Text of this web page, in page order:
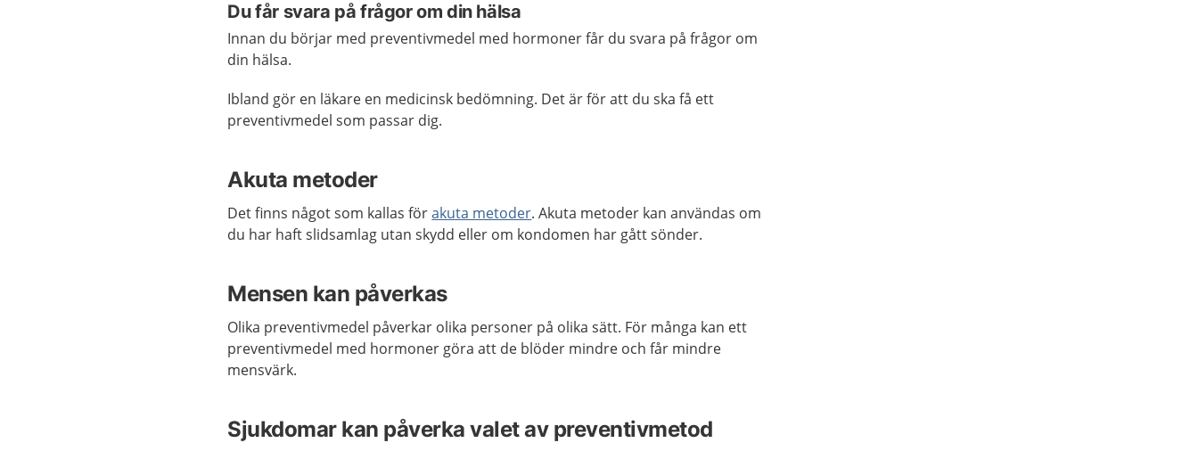
Du får svara på frågor om din hälsa
Innan du börjar med preventivmedel med hormoner får du svara på frågor om
din hälsa.
Ibland gör en läkare en medicinsk bedömning. Det är för att du ska få ett
preventivmedel som passar dig.
Akuta metoder
Det finns något som kallas förakuta metoder. Akuta metoder kan användas om
du har haft slidsamlag utan skydd eller om kondomen har gått sönder.
Mensen kan påverkas
Olika preventivmedel påverkar olika personer på olika sätt. För många kan ett
preventivmedel med hormoner göra att de blöder mindre och får mindre
mensvärk.
Sjukdomar kan påverka valet av preventivmetod